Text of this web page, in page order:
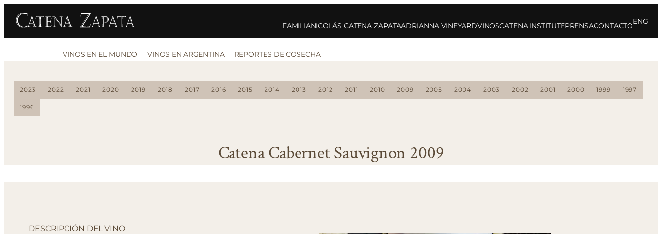
FAMILIANICOLÁS CATENA ZAPATAADRIANNA VINEYARDVINOSCATENA INSTITUTEPRENSACONTACTO
ENG
VINOS EN EL MUNDO VINOS EN ARGENTINA REPORTES DE COSECHA
2023 2022 2021 2020 2019 2018 2017 2016 2015 2014 2013 2012 2011 2010 2009 2005 2004 2003 2002 2001 2000 1999 1997
1996
Catena Cabernet Sauvignon 2009
DESCRIPCIÓN DEL VINO